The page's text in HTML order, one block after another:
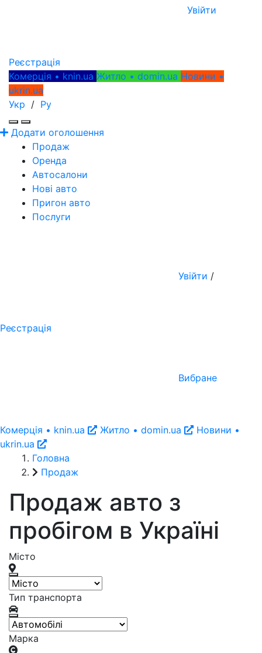
Увійти
Реєстрація
Комерція • knin.ua Житло • domin.ua Новини •
ukrin.ua
Укр / Ру
Додати оголошення
Продаж
Оренда
Автосалони
Нові авто
Пригон авто
Послуги
Увійти /
Реєстрація
Вибране
Комерція • knin.ua Житло • domin.ua
Новини •
ukrin.ua
Головна
Продаж
Продаж авто з
пробігом в Україні
Місто
Тип транспорта
Марка